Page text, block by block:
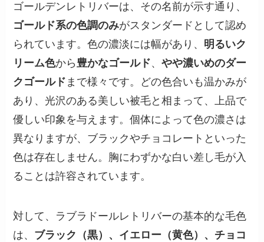
ゴールデンレトリバーは、その名前が示す通り、
ゴールド系の色調のみがスタンダードとして認め
られています。色の濃淡には幅があり、 明るいク
リーム色から豊かなゴールド、やや濃いめのダー
クゴールド まで様々です。どの色合いも温かみが
あり、光沢のある美しい被毛と相まって、上品で
優しい印象を与えます。個体によって色の濃さは
異なりますが、ブラックやチョコレートといった
色は存在しません。胸にわずかな白い差し毛が入
ることは許容されています。
対して、ラブラドールレトリバーの基本的な毛色
は、 ブラック（黒）、イエロー（黄色）、チョコ